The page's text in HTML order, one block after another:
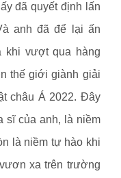
đã quyết định lấn
anh đã để lại ấn
khi vượt qua hàng
thế giới giành giải
châu Á 2022. Đây
sĩ của anh, là niềm
là niềm tự hào khi
xa trên trường